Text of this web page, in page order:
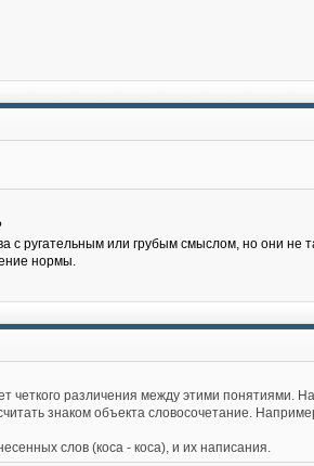
с ругательным или грубым смыслом, но они
нормы.
четкого различения между этими понятиями.
знаком объекта словосочетание.
слов (коса - коса), и их написания.